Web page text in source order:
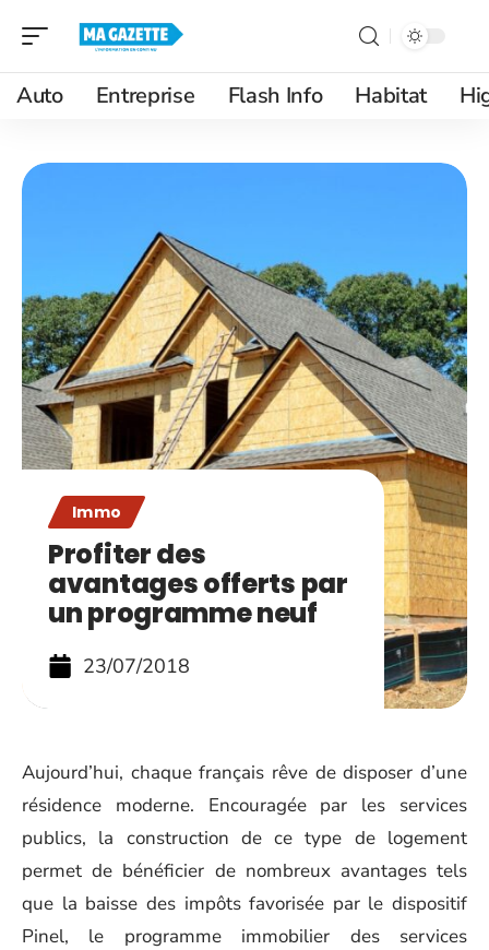
Auto Entreprise Flash Info Habitat
Immo
Profiter des
avantages offerts par
un programme neuf
23/07/2018
Aujourd’hui, chaque français rêve de disposer d’une
résidence moderne. Encouragée par les services
publics, la construction de ce type de logement
permet de bénéficier de nombreux avantages tels
que la baisse des impôts favorisée par le dispositif
Pinel, le programme immobilier des services